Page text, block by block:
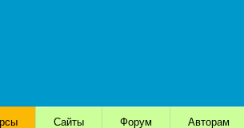
Сайты Форум Авторам